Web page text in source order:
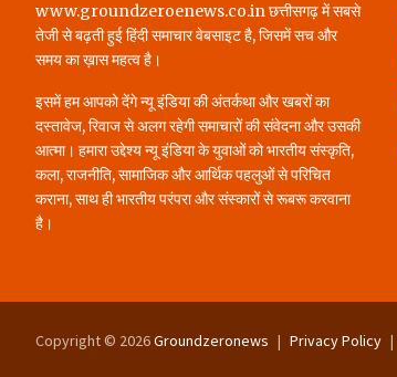
www.groundzeroenews.co.in छत्तीसगढ़ में सबसे
तेजी से बढ़ती हुई हिंदी समाचार वेबसाइट है, जिसमें सच और
समय का ख़ास महत्व है।
इसमें हम आपको देंगे न्यू इंडिया की अंतर्कथा और खबरों का
दस्तावेज, रिवाज से अलग रहेगी समाचारों की संवेदना और उसकी
आत्मा। हमारा उद्देश्य न्यू इंडिया के युवाओं को भारतीय संस्कृति,
कला, राजनीति, सामाजिक और आर्थिक पहलुओं से परिचित
कराना, साथ ही भारतीय परंपरा और संस्कारों से रूबरू करवाना
है।
Copyright © 2026Groundzeronews Privacy Policy